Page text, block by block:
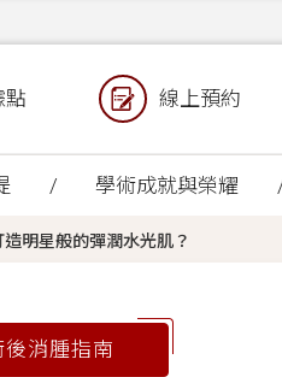
點 線上預約
學術成就與榮耀
明星般的彈潤水光肌？
後消腫指南